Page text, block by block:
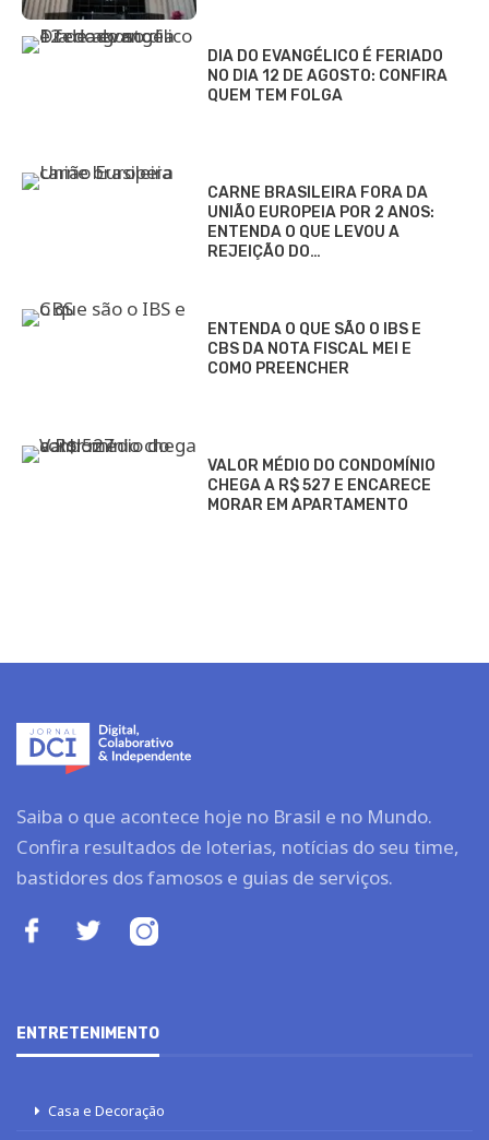
DIA DO EVANGÉLICO É FERIADO
NO DIA 12 DE AGOSTO: CONFIRA
QUEM TEM FOLGA
CARNE BRASILEIRA FORA DA
UNIÃO EUROPEIA POR 2 ANOS:
ENTENDA O QUE LEVOU A
REJEIÇÃO DO…
ENTENDA O QUE SÃO O IBS E
CBS DA NOTA FISCAL MEI E
COMO PREENCHER
VALOR MÉDIO DO CONDOMÍNIO
CHEGA A R$ 527 E ENCARECE
MORAR EM APARTAMENTO
Saiba o que acontece hoje no Brasil e no Mundo.
Confira resultados de loterias, notícias do seu time,
bastidores dos famosos e guias de serviços.
ENTRETENIMENTO
Casa e Decoração